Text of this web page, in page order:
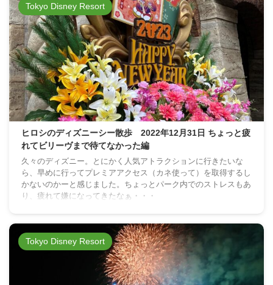
Tokyo Disney Resort
ヒロシのディズニーシー散歩 2022年12月31日 ちょっと疲
れてビリーヴまで待てなかった編
久々のディズニー。とにかく人気アトラクションに行きたいな
ら、早めに行ってプレミアアクセス（カネ使って）を取得するし
かないのかーと感じました。ちょっとパーク内でのストレスもあ
り、疲れて嫌になってきたなぁ・・・
Tokyo Disney Resort